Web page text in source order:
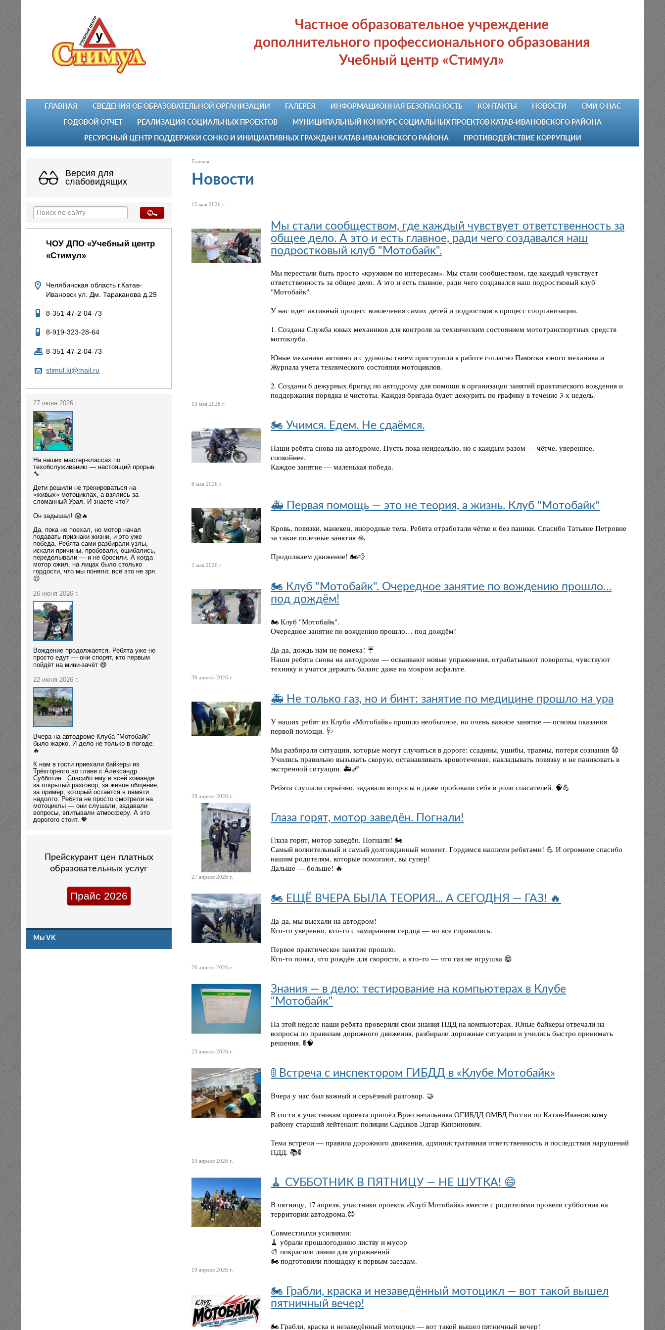
Частное образовательное учреждение
дополнительного профессионального образования
Учебный центр «Стимул»
ГЛАВНАЯ СВЕДЕНИЯ ОБ ОБРАЗОВАТЕЛЬНОЙ ОРГАНИЗАЦИИ ГАЛЕРЕЯ ИНФОРМАЦИОННАЯ БЕЗОПАСНОСТЬ КОНТАКТЫ НОВОСТИ СМИ О НАС
ГОДОВОЙ ОТЧЕТ РЕАЛИЗАЦИЯ СОЦИАЛЬНЫХ ПРОЕКТОВ МУНИЦИПАЛЬНЫЙ КОНКУРС СОЦИАЛЬНЫХ ПРОЕКТОВ КАТАВ-ИВАНОВСКОГО РАЙОНА
РЕСУРСНЫЙ ЦЕНТР ПОДДЕРЖКИ СОНКО И ИНИЦИАТИВНЫХ ГРАЖДАН КАТАВ-ИВАНОВСКОГО РАЙОНА ПРОТИВОДЕЙСТВИЕ КОРРУПЦИИ
Версия для
слабовидящих
ЧОУ ДПО «Учебный центр
«Стимул»
Челябинская область г.Катав-
Ивановск ул. Дм. Тараканова д.29
8-351-47-2-04-73
8-919-323-28-64
8-351-47-2-04-73
stimul.ki@mail.ru
27 июня 2026 г.
На наших мастер-классах по
техобслуживанию — настоящий прорыв.
🔧
Дети решили не тренироваться на
«живых» мотоциклах, а взялись за
сломанный Урал. И знаете что?
Он задышал! 😱🔥
Да, пока не поехал, но мотор начал
подавать признаки жизни, и это уже
победа. Ребята сами разбирали узлы,
искали причины, пробовали, ошибались,
переделывали — и не бросили. А когда
мотор ожил, на лицах было столько
гордости, что мы поняли: всё это не зря.
😌
26 июня 2026 г.
Вождение продолжается. Ребята уже не
просто едут — они спорят, кто первым
пойдёт на мини-зачёт 😄
22 июня 2026 г.
Вчера на автодроме Клуба "Мотобайк"
было жарко. И дело не только в погоде.
🔥
К нам в гости приехали байкеры из
Трёхгорного во главе с Александр
Субботин . Спасибо ему и всей команде
за открытый разговор, за живое общение,
за пример, который остаётся в памяти
надолго. Ребята не просто смотрели на
мотоциклы — они слушали, задавали
вопросы, впитывали атмосферу. А это
дорогого стоит. 🧡
Прейскурант цен платных
образовательных услуг
Прайс 2026
Мы VK
Главная
Новости
15 мая 2026 г.
Мы стали сообществом, где каждый чувствует ответственность за
общее дело. А это и есть главное, ради чего создавался наш
подростковый клуб "Мотобайк".
Мы перестали быть просто «кружком по интересам». Мы стали сообществом, где каждый чувствует
ответственность за общее дело. А это и есть главное, ради чего создавался наш подростковый клуб
"Мотобайк".
У нас идет активный процесс вовлечения самих детей и подростков в процесс соорганизации.
1. Создана Служба юных механиков для контроля за техническим состоянием мототранспортных средств
мотоклуба.
Юные механики активно и с удовольствием приступили к работе согласно Памятки юного механика и
Журнала учета технического состояния мотоциклов.
2. Созданы 6 дежурных бригад по автодрому для помощи в организации занятий практического вождения и
поддержания порядка и чистоты. Каждая бригада будет дежурить по графику в течение 3-х недель.
13 мая 2026 г.
🏍️ Учимся. Едем. Не сдаёмся.
Наши ребята снова на автодроме. Пусть пока неидеально, но с каждым разом — чётче, увереннее,
спокойнее.
Каждое занятие — маленькая победа.
8 мая 2026 г.
🚑 Первая помощь — это не теория, а жизнь. Клуб "Мотобайк"
Кровь, повязки, манекен, инородные тела. Ребята отработали чётко и без паники. Спасибо Татьяне Петровне
за такие полезные занятия 🙏
Продолжаем движение! 🏍️💨
2 мая 2026 г.
🏍️ Клуб "Мотобайк". Очередное занятие по вождению прошло…
под дождём!
🏍️ Клуб "Мотобайк".
Очередное занятие по вождению прошло… под дождём!
Да-да, дождь нам не помеха! ☔
Наши ребята снова на автодроме — осваивают новые упражнения, отрабатывают повороты, чувствуют
технику и учатся держать баланс даже на мокром асфальте.
30 апреля 2026 г.
🚑 Не только газ, но и бинт: занятие по медицине прошло на ура
У наших ребят из Клуба «Мотобайк» прошло необычное, но очень важное занятие — основы оказания
первой помощи. 🩺
Мы разбирали ситуации, которые могут случиться в дороге: ссадины, ушибы, травмы, потеря сознания 😟
Учились правильно вызывать скорую, останавливать кровотечение, накладывать повязку и не паниковать в
экстренной ситуации. 🚑🩹
Ребята слушали серьёзно, задавали вопросы и даже пробовали себя в роли спасателей. 🧠💪
28 апреля 2026 г.
Глаза горят, мотор заведён. Погнали!
Глаза горят, мотор заведён. Погнали! 🏍
Самый волнительный и самый долгожданный момент. Гордимся нашими ребятами! 💪 И огромное спасибо
нашим родителям, которые помогают, вы супер!
Дальше — больше! 🔥
27 апреля 2026 г.
🏍 ЕЩЁ ВЧЕРА БЫЛА ТЕОРИЯ... А СЕГОДНЯ — ГАЗ! 🔥
Да-да, мы выехали на автодром!
Кто-то уверенно, кто-то с замиранием сердца — но все справились.
Первое практическое занятие прошло.
Кто-то понял, что рождён для скорости, а кто-то — что газ не игрушка 😄
26 апреля 2026 г.
Знания — в дело: тестирование на компьютерах в Клубе
"Мотобайк"
На этой неделе наши ребята проверили свои знания ПДД на компьютерах. Юные байкеры отвечали на
вопросы по правилам дорожного движения, разбирали дорожные ситуации и учились быстро принимать
решения. 🚦🧠
23 апреля 2026 г.
🚦 Встреча с инспектором ГИБДД в «Клубе Мотобайк»
Вчера у нас был важный и серьёзный разговор. 🤝
В гости к участникам проекта пришёл Врио начальника ОГИБДД ОМВД России по Катав-Ивановскому
району старший лейтенант полиции Садыков Эдгар Кинзинович.
Тема встречи — правила дорожного движения, административная ответственность и последствия нарушений
ПДД. 📚🚦
19 апреля 2026 г.
🧹 СУББОТНИК В ПЯТНИЦУ — НЕ ШУТКА! 😄
В пятницу, 17 апреля, участники проекта «Клуб Мотобайк» вместе с родителями провели субботник на
территории автодрома.😊
Совместными усилиями:
🧹 убрали прошлогоднюю листву и мусор
🎨 покрасили линии для упражнений
🏍️ подготовили площадку к первым заездам.
19 апреля 2026 г.
🏍️ Грабли, краска и незаведённый мотоцикл — вот такой вышел
пятничный вечер!
🏍️ Грабли, краска и незаведённый мотоцикл — вот такой вышел пятничный вечер!